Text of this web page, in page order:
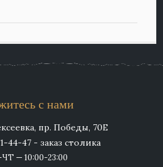
с нами
пр. Победы, 70Е
44-47 - заказ столика
— 10:00-23:00